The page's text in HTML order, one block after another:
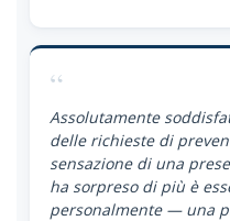
“
Assolutamente
delle richieste di
sensazione di una
ha sorpreso di più è
personalmente — una